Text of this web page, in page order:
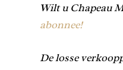
Wilt u Chapeau
abonnee!
De losse